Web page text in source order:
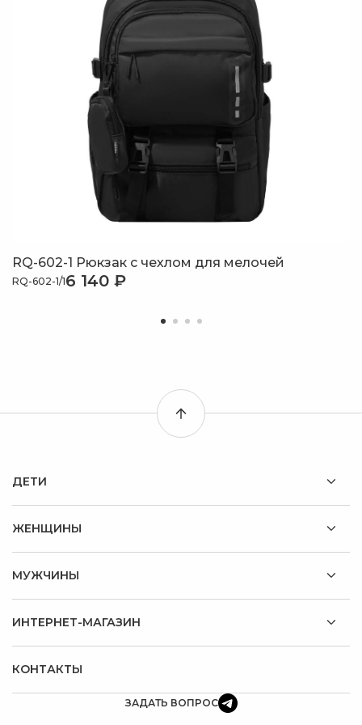
RQ-602-1 Рюкзак с чехлом для мелочей
RQ-602-1/16 140 ₽
ДЕТИ
ЖЕНЩИНЫ
МУЖЧИНЫ
ИНТЕРНЕТ-МАГАЗИН
КОНТАКТЫ
ЗАДАТЬ ВОПРОС